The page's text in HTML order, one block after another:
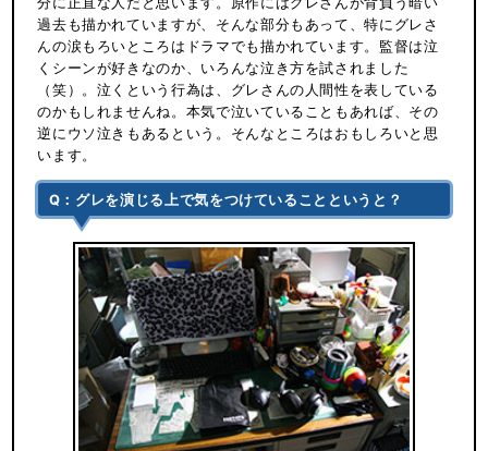
過去も描かれていますが、そんな部分もあって、特にグレさ
んの涙もろいところはドラマでも描かれています。監督は泣
くシーンが好きなのか、いろんな泣き方を試されました
（笑）。泣くという行為は、グレさんの人間性を表している
のかもしれませんね。本気で泣いていることもあれば、その
逆にウソ泣きもあるという。そんなところはおもしろいと思
います。
Q：グレを演じる上で気をつけていることというと？